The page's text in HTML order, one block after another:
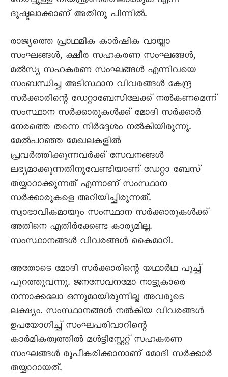
ദുഷ്ടലാക്കാണ് അതിനു പിന്നിൽ.
രാജ്യത്തെ പ്രാഥമിക കാർഷിക വായ്പാ
സംഘങ്ങൾ, ക്ഷീര സഹകരണ സംഘങ്ങൾ,
മൽസ്യ സഹകരണ സംഘങ്ങൾ എന്നിവയെ
സംബന്ധിച്ച അടിസ്ഥാന വിവരങ്ങൾ കേന്ദ്ര
സർക്കാരിന്റെ ഡേറ്റാബേസിലേക്ക് നൽകണമെന്ന്
സംസ്ഥാന സർക്കാരുകൾക്ക് മോദി സർക്കാർ
നേരത്തെ തന്നെ നിർദ്ദേശം നൽകിയിരുന്നു.
മേൽപറഞ്ഞ മേഖലകളിൽ
പ്രവർത്തിക്കുന്നവർക്ക് സേവനങ്ങൾ
ലഭ്യമാക്കുന്നതിനുവേണ്ടിയാണ് ഡേറ്റാ ബേസ്
തയ്യാറാക്കുന്നത് എന്നാണ് സംസ്ഥാന
സർക്കാരുകളെ അറിയിച്ചിരുന്നത്.
സ്വാഭാവികമായും സംസ്ഥാന സർക്കാരുകൾക്ക്
അതിനെ എതിർക്കേണ്ട കാര്യമില്ല.
സംസ്ഥാനങ്ങൾ വിവരങ്ങൾ കെെമാറി.
അതോടെ മോദി സർക്കാരിന്റെ യഥാർഥ പൂച്ച്
പുറത്തുവന്നു. ജനസേവനമോ നാട്ടുകാരെ
നന്നാക്കലോ ഒന്നുമായിരുന്നില്ല അവരുടെ
ലക്ഷ്യം. സംസ്ഥാനങ്ങൾ നൽകിയ വിവരങ്ങൾ
ഉപയോഗിച്ച് സംഘപരിവാറിന്റെ
കാർമികത്വത്തിൽ മൾട്ടിസ്റ്റേറ്റ് സഹകരണ
സംഘങ്ങൾ രൂപീകരിക്കാനാണ് മോദി സർക്കാർ
തയ്യാറായത്.